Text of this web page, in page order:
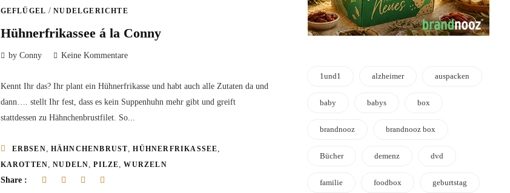
GEFLÜGEL /NUDELGERICHTE
Hühnerfrikassee á la Conny
by Conny Keine Kommentare
Kennt Ihr das? Ihr plant ein Hühnerfrikasse und habt auch alle Zutaten da und
dann…. stellt Ihr fest, dass es kein Suppenhuhn mehr gibt und greift
stattdessen zu Hähnchenbrustfilet. So...
ERBSEN HÄHNCHENBRUST ,HÜHNERFRIKASSEE
KAROTTEN ,NUDELN ,PILZE ,WURZELN
Share :
1und1 alzheimer auspacken
baby babys box
brandnooz brandnooz box
Bücher demenz dvd
familie foodbox geburtstag